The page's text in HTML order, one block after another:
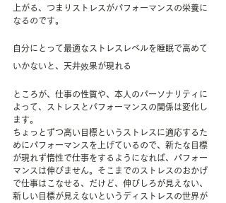
上がる、つまりストレスがパフォーマンスの栄養に
なるのです。
自分にとって最適なストレスレベルを睡眠で高めて
いかないと、天井效果が現れる
ところが、仕事の性質や、本人のパーソナリティに
よって、ストレスとパフォーマンスの関係は変化し
ます。
ちょっとずつ高い目標というストレスに適応するた
めにパフォーマンスを上げているので、新たな目標
が現れず惰性で仕事をするようになれば、パフォー
マンスは伸びません。そこまでのストレスのおかげ
で仕事はこなせる、だけど、伸びしろが見えない、
新しい目標が見えないというディストレスの世界が